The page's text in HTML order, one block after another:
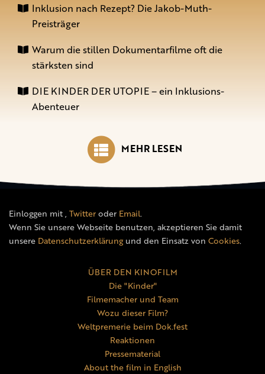
Inklusion nach Rezept? Die Jakob-Muth-
Preisträger
Warum die stillen Dokumentarfilme oft die
stärksten sind
DIE KINDER DER UTOPIE – ein Inklusions-
Abenteuer
MEHR LESEN
Einloggen mit, Twitteroder Email.
Wenn Sie unsere Webseite benutzen, akzeptieren Sie damit
unsere Datenschutzerklärungund den Einsatz von Cookies.
ÜBER DEN KINOFILM
Die "Kinder"
Filmemacher und Team
Wozu dieser Film?
Weltpremerie beim Dok.fest
Reaktionen
Pressematerial
About the film in English